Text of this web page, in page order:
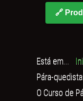
🔗
Está em...
Pára-
O Curso de